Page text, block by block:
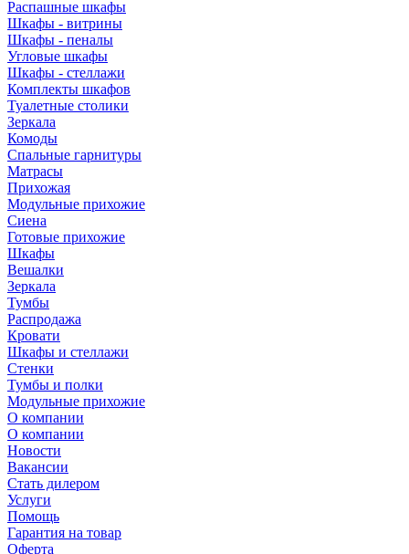
Распашные шкафы
Шкафы - витрины
Шкафы - пеналы
Угловые шкафы
Шкафы - стеллажи
Комплекты шкафов
Туалетные столики
Зеркала
Комоды
Спальные гарнитуры
Матрасы
Прихожая
Модульные прихожие
Сиена
Готовые прихожие
Шкафы
Вешалки
Зеркала
Тумбы
Распродажа
Кровати
Шкафы и стеллажи
Стенки
Тумбы и полки
Модульные прихожие
О компании
О компании
Новости
Вакансии
Стать дилером
Услуги
Помощь
Гарантия на товар
Оферта